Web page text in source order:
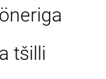
tšilli